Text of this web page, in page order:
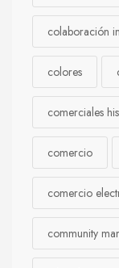
colaboración
colores
comerciales
comercio
comercio
community